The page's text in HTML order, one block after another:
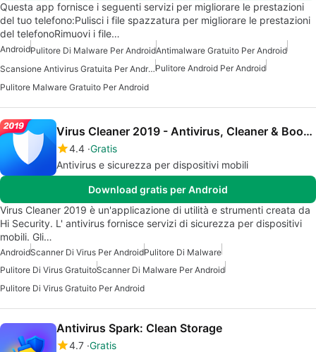
Questa app fornisce i seguenti servizi per migliorare le prestazioni
del tuo telefono:Pulisci i file spazzatura per migliorare le prestazioni
del telefonoRimuovi i file…
AndroidPulitore Di Malware Per AndroidAntimalware Gratuito Per Android
Scansione Antivirus Gratuita Per AndroidPulitore Android Per Android
Pulitore Malware Gratuito Per Android
Virus Cleaner 2019 - Antivirus, Cleaner & Booster
4.4 Gratis
Antivirus e sicurezza per dispositivi mobili
Download gratis per Android
Virus Cleaner 2019 è un'applicazione di utilità e strumenti creata da
Hi Security. L' antivirus fornisce servizi di sicurezza per dispositivi
mobili. Gli…
AndroidScanner Di Virus Per AndroidPulitore Di Malware
Pulitore Di Virus GratuitoScanner Di Malware Per Android
Pulitore Di Virus Gratuito Per Android
Antivirus Spark: Clean Storage
4.7 Gratis